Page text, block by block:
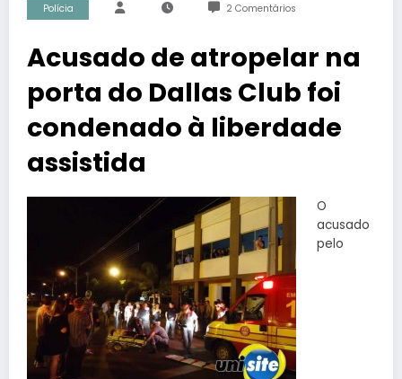
Polícia 2 Comentários
Acusado de atropelar na
porta do Dallas Club foi
condenado à liberdade
assistida
O
acusado
pelo